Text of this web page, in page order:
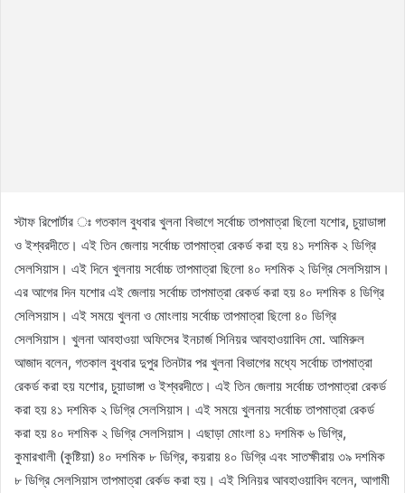
স্টাফ রিপোর্টার ঃ গতকাল বুধবার খুলনা বিভাগে সর্বোচ্চ তাপমাত্রা ছিলো যশোর, চুয়াডাঙ্গা
ও ইশ্বরদীতে। এই তিন জেলায় সর্বোচ্চ তাপমাত্রা রেকর্ড করা হয় ৪১ দশমিক ২ ডিগ্রি
সেলসিয়াস। এই দিনে খুলনায় সর্বোচ্চ তাপমাত্রা ছিলো ৪০ দশমিক ২ ডিগ্রি সেলসিয়াস।
এর আগের দিন যশোর এই জেলায় সর্বোচ্চ তাপমাত্রা রেকর্ড করা হয় ৪০ দশমিক ৪ ডিগ্রি
সেলিসয়াস। এই সময়ে খুলনা ও মোংলায় সর্বোচ্চ তাপমাত্রা ছিলো ৪০ ডিগ্রি
সেলসিয়াস। খুলনা আবহাওয়া অফিসের ইনচার্জ সিনিয়র আবহাওয়াবিদ মো. আমিরুল
আজাদ বলেন, গতকাল বুধবার দুপুর তিনটার পর খুলনা বিভাগের মধ্যে সর্বোচ্চ তাপমাত্রা
রেকর্ড করা হয় যশোর, চুয়াডাঙ্গা ও ইশ্বরদীতে। এই তিন জেলায় সর্বোচ্চ তাপমাত্রা রেকর্ড
করা হয় ৪১ দশমিক ২ ডিগ্রি সেলসিয়াস। এই সময়ে খুলনায় সর্বোচ্চ তাপমাত্রা রেকর্ড
করা হয় ৪০ দশমিক ২ ডিগ্রি সেলসিয়াস। এছাড়া মোংলা ৪১ দশমিক ৬ ডিগ্রি,
কুমারখালী (কুষ্টিয়া) ৪০ দশমিক ৮ ডিগ্রি, কয়রায় ৪০ ডিগ্রি এবং সাতক্ষীরায় ৩৯ দশমিক
৮ ডিগ্রি সেলসিয়াস তাপমাত্রা রের্কড করা হয়। এই সিনিয়র আবহাওয়াবিদ বলেন, আগামী